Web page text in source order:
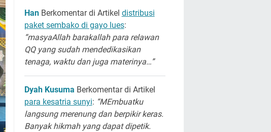
HanBerkomentar di Artikel distribusi
paket sembako di gayo lues:
“masyaAllah barakallah para relawan
QQ yang sudah mendedikasikan
tenaga, waktu dan juga materinya…”
Dyah Kusuma Berkomentar di Artikel
para kesatria sunyi: “MEmbuatku
langsung merenung dan berpikir keras.
Banyak hikmah yang dapat dipetik.